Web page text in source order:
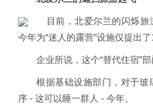
目前，北爱尔兰的闪烁旅
今年为“迷人的露营”设施仅提出了
企业所说，这个“替代住宿”
根据基础设施部门，对于玻
序 - 这可以睡一群人 - 今年。